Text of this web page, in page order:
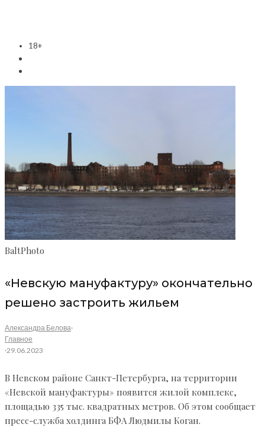
18+
BaltPhoto
«Невскую мануфактуру» окончательно
решено застроить жильем
Александра Белова·
Главное
·29.06.2023
В Невском районе Санкт-Петербурга, на территории
«Невской мануфактуры» появится жилой комплекс,
площадью 335 тыс. квадратных метров. Об этом сообщает
пресс-служба холдинга БФА Людмилы Коган.